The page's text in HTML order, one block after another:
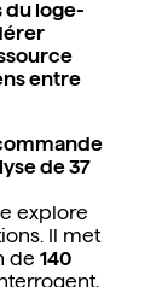
du loge­
entre
de 37
explore
Il met
de 140